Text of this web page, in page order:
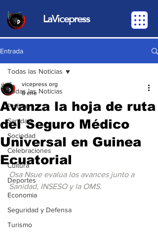
LaVicepress
Entrada
Todas las Noticias
Política
Sanidad
Sociedad
Celebraciones
Cultura
Deportes
Economia
Seguridad y Defensa
Turismo
Todas las Noticias
Avanza la hoja de ruta
del Seguro Médico
Universal en Guinea
Ecuatorial
vicepress org
8 ene
Osa Nsue evalúa los avances junto a
Sanidad, INSESO y la OMS.